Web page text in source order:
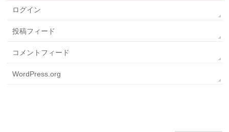
ログイン
投稿フィード
コメントフィード
WordPress.org